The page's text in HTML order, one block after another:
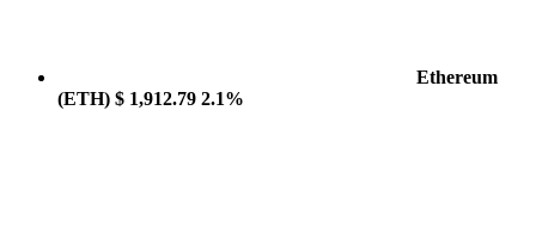
Ethereum
(ETH) $ 1,912.79 2.1%